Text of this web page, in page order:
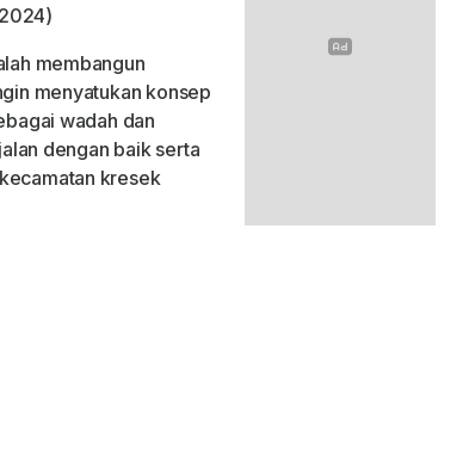
membangun
menyatukan konsep
wadah dan
dengan baik serta
kresek